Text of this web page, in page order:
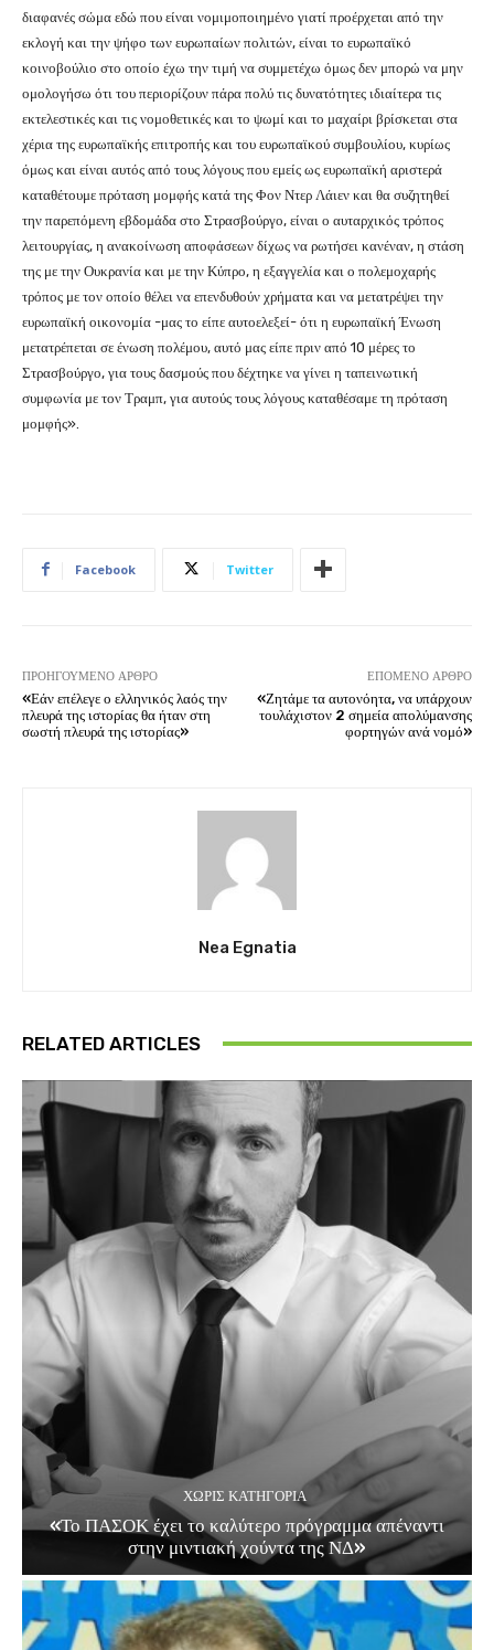
διαφανές σώμα εδώ που είναι νομιμοποιημένο γιατί προέρχεται από την
εκλογή και την ψήφο των ευρωπαίων πολιτών, είναι το ευρωπαϊκό
κοινοβούλιο στο οποίο έχω την τιμή να συμμετέχω όμως δεν μπορώ να μην
ομολογήσω ότι του περιορίζουν πάρα πολύ τις δυνατότητες ιδιαίτερα τις
εκτελεστικές και τις νομοθετικές και το ψωμί και το μαχαίρι βρίσκεται στα
χέρια της ευρωπαϊκής επιτροπής και του ευρωπαϊκού συμβουλίου, κυρίως
όμως και είναι αυτός από τους λόγους που εμείς ως ευρωπαϊκή αριστερά
καταθέτουμε πρόταση μομφής κατά της Φον Ντερ Λάιεν και θα συζητηθεί
την παρεπόμενη εβδομάδα στο Στρασβούργο, είναι ο αυταρχικός τρόπος
λειτουργίας, η ανακοίνωση αποφάσεων δίχως να ρωτήσει κανέναν, η στάση
της με την Ουκρανία και με την Κύπρο, η εξαγγελία και ο πολεμοχαρής
τρόπος με τον οποίο θέλει να επενδυθούν χρήματα και να μετατρέψει την
ευρωπαϊκή οικονομία -μας το είπε αυτοελεξεί- ότι η ευρωπαϊκή Ένωση
μετατρέπεται σε ένωση πολέμου, αυτό μας είπε πριν από 10 μέρες το
Στρασβούργο, για τους δασμούς που δέχτηκε να γίνει η ταπεινωτική
συμφωνία με τον Τραμπ, για αυτούς τους λόγους καταθέσαμε τη πρόταση
μομφής».
Facebook Twitter
ΠΡΟΗΓΟΎΜΕΝΟ ΆΡΘΡΟ
«Εάν επέλεγε ο ελληνικός λαός την
πλευρά της ιστορίας θα ήταν στη
σωστή πλευρά της ιστορίας»
ΕΠΌΜΕΝΟ ΆΡΘΡΟ
«Ζητάμε τα αυτονόητα, να υπάρχουν
τουλάχιστον 2 σημεία απολύμανσης
φορτηγών ανά νομό»
Nea Egnatia
RELATED ARTICLES
ΧΩΡΊΣ ΚΑΤΗΓΟΡΊΑ
«Το ΠΑΣΟΚ έχει το καλύτερο πρόγραμμα απέναντι
στην μιντιακή χούντα της ΝΔ»